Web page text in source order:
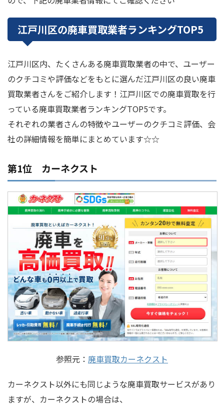
江戸川区の廃車買取業者ランキングTOP5
江戸川区内、たくさんある廃車買取業者の中で、ユーザー
のクチコミや評価などをもとに選んだ江戸川区の良い廃車
買取業者さんをご紹介します！江戸川区での廃車買取を行
っている廃車買取業者ランキングTOP5です。
それぞれの業者さんの特徴やユーザーのクチコミ評価、会
社の詳細情報を簡単にまとめています☆☆
第1位 カーネクスト
参照元： 廃車買取カーネクスト
カーネクスト以外にも同じような廃車買取サービスがあり
ますが、カーネクストの場合は、